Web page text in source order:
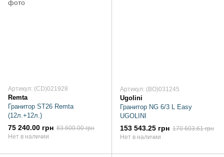
Артикул: (CD)021928
Remta
Гранитор ST26 Remta
(12л.+12л.)
75 240.00 грн 83 600.00 грн
Нет в наличии
Артикул: (BO)031245
Ugolini
Гранитор NG 6/3 L Easy
UGOLINI
153 543.25 грн 170 603.61 грн
Нет в наличии